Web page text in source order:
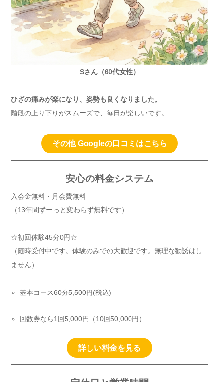
Sさん（60代女性）
ひざの痛みが楽になり、姿勢も良くなりました。
階段の上り下りがスムーズで、毎日が楽しいです。
その他 Googleの口コミはこちら
安心の料金システム
入会金無料・月会費無料
（13年間ずーっと変わらず無料です）
☆初回体験45分0円☆
（随時受付中です。体験のみでの大歓迎です。無理な勧誘はし
ません）
基本コース60分5,500円(税込)
回数券なら1回5,000円（10回50,000円）
詳しい料金を見る